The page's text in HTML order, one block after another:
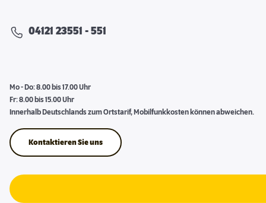
04121 23551 - 551
Mo - Do: 8.00 bis 17.00 Uhr
Fr: 8.00 bis 15.00 Uhr
Innerhalb Deutschlands zum Ortstarif, Mobilfunkkosten können abweichen.
Kontaktieren Sie uns